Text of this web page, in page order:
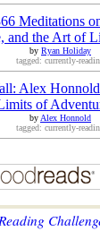
Meditations
and the Art of
by Ryan Holiday
tagged: currently-
Alex
of
byAlex Honnold
tagged: currently-